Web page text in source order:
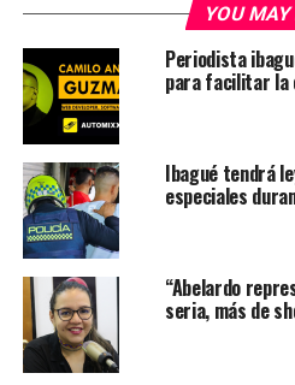
YOU
Periodista
para facilitar la
Ibagué tendrá
especiales
“Abelardo
seria, más de